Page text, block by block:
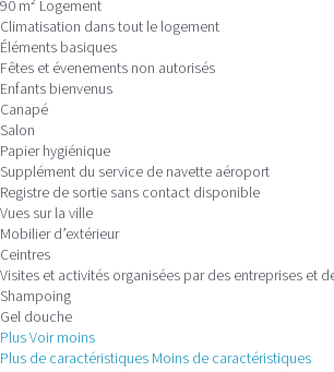
90 m² Logement
Climatisation dans tout le logement
Éléments basiques
Fêtes et évenements non autorisés
Enfants bienvenus
Canapé
Salon
Papier hygiénique
Supplément du service de navette aéroport
Registre de sortie sans contact disponible
Vues sur la ville
Mobilier d’extérieur
Ceintres
Visites et activités organisées par des entreprises et
Shampoing
Gel douche
PlusVoir moins
Plus de caractéristiques Moins de caractéristiques